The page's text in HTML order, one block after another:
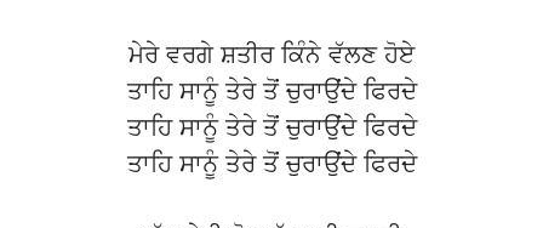
ਮੇਰੇ ਵਰਗੇ ਸ਼ਤੀਰ ਕਿੰਨੇ ਵੱਲਣ ਹੋਏ
ਤਾਹਿ ਸਾਨੂੰ ਤੇਰੇ ਤੋਂ ਚੁਰਾਉਂਦੇ ਫਿਰਦੇ
ਤਾਹਿ ਸਾਨੂੰ ਤੇਰੇ ਤੋਂ ਚੁਰਾਉਂਦੇ ਫਿਰਦੇ
ਤਾਹਿ ਸਾਨੂੰ ਤੇਰੇ ਤੋਂ ਚੁਰਾਉਂਦੇ ਫਿਰਦੇ